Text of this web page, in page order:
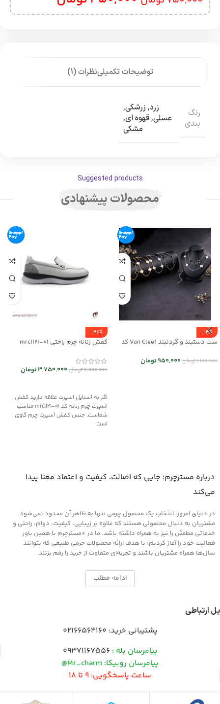
توضیحات تکمیلینظرات (1)
رنگ
بندی
زرد, زرشکی,
عسلی,قهوه ای,
مشکی
Suggested products
محصولات پیشنهادی
-14%
ست دستبند و گردنبند Van Cleef کد
1,100,000تومان950,000تومان
-46%
کفش زنانه چرم راحتی mrc1121-01
7,000,000تومان3,750,000تومان
اگر به استایل اسپرت علاقه دارید کفش
اسپرت چرم زنانه کد mrc1121-01 مناسب
شماست. جنس کفش اسپرت چرم گاوی
است
درباره مسترچرم؛ جایی که اصالت، کیفیت و اعتماد معنا پیدا
می‌کند
در دنیای امروز، انتخاب یک محصول چرمی تنها به ظاهر آن محدود نمی‌شود.
مشتریان به دنبال محصولی هستند که علاوه بر زیبایی، کیفیت، دوام، راحتی و
خدماتی مطمئن را نیز به همراه داشته باشد. ما در *مسترچرم با همین باور
فعالیت خود را آغاز کردیم؛ با هدف ارائه محصولات چرمی طبیعی که بتوانند
سال‌ها همراه مشتریان باشند و تجربه‌ای متفاوت از خرید را رقم بزنند.
ادامه مطلب
پل ارتباطی
پشتیبانی خرید: 02166564160
پیامرسان بله : 09371167556
پیامرسان روبیکا: Mr_charm@
ساعت پاسخگویی: 9 تا 18